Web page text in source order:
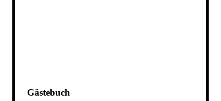
Gästebuch